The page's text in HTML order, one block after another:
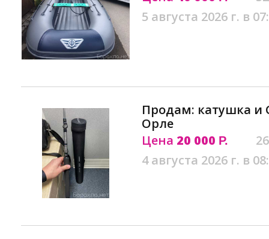
5 августа 2026 г. в
Продам: катушка и
Орле
Цена 20 000 Р.
4 августа 2026 г. в